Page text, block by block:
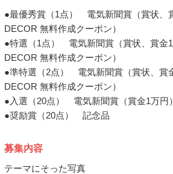
●最優秀賞（1点） 電気新聞賞（賞状、
DECOR 無料作成クーポン）
●特選（1点） 電気新聞賞（賞状、賞金
DECOR 無料作成クーポン）
●準特選（2点） 電気新聞賞（賞状、賞
DECOR 無料作成クーポン）
●入選（20点） 電気新聞賞（賞金1万円）
●奨励賞（20点） 記念品
募集内容
テーマにそった写真